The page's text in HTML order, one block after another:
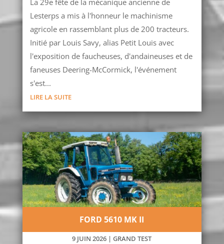
Lesterps a mis à l'honneur le machinisme
agricole en rassemblant plus de 200 tracteurs.
Initié par Louis Savy, alias Petit Louis avec
l'exposition de faucheuses, d'andaineuses et de
faneuses Deering-McCormick, l'événement
s'est...
LIRE LA SUITE
FORD 5610 MK II
9 JUIN 2026 |GRAND TEST